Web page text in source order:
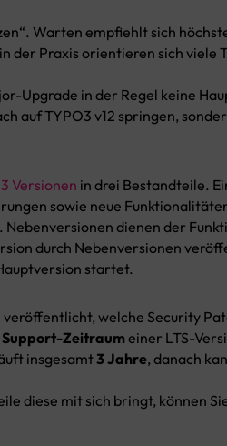
Warten empfiehlt sich
der Praxis orientieren sich viele
Upgrade in der Regel keine
auf TYPO3 v12 springen,
Versionen in drei Bestandteile.
sowie neue
dienen der
durch Nebenversionen
startet.
welche Security
Zeitraumeiner LTS-
insgesamt3 Jahre, danach
diese mit sich bringt, können